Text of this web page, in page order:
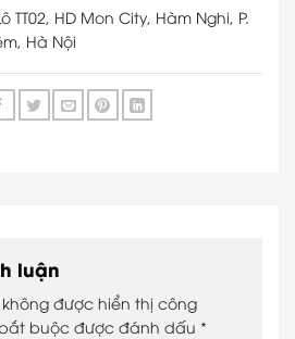
TT02, HD Mon City, Hàm Nghi, P.
Hà Nội
luận
được hiển thị công
buộc được đánh dấu *